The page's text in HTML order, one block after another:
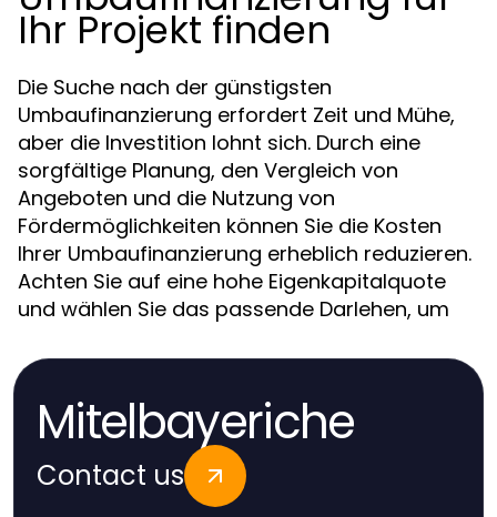
Ihr Projekt finden
Die Suche nach der günstigsten
Umbaufinanzierung erfordert Zeit und Mühe,
aber die Investition lohnt sich. Durch eine
sorgfältige Planung, den Vergleich von
Angeboten und die Nutzung von
Fördermöglichkeiten können Sie die Kosten
Ihrer Umbaufinanzierung erheblich reduzieren.
Achten Sie auf eine hohe Eigenkapitalquote
und wählen Sie das passende Darlehen, um
Mitelbayeriche
Contact us